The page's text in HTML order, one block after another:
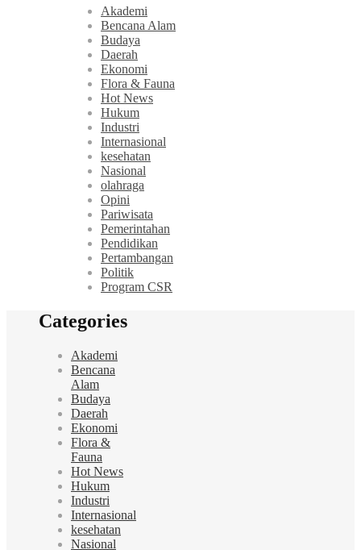
Akademi
Bencana Alam
Budaya
Daerah
Ekonomi
Flora & Fauna
Hot News
Hukum
Industri
Internasional
kesehatan
Nasional
olahraga
Opini
Pariwisata
Pemerintahan
Pendidikan
Pertambangan
Politik
Program CSR
Categories
Akademi
Bencana
Alam
Budaya
Daerah
Ekonomi
Flora &
Fauna
Hot News
Hukum
Industri
Internasional
kesehatan
Nasional